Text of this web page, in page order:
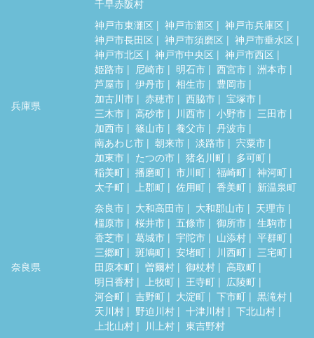
千早赤阪村
兵庫県
神戸市東灘区 神戸市灘区
神戸市兵庫区
神戸市長田区
神戸市須磨区
神戸市垂水区
神戸市北区
神戸市中央区
神戸市西区
姫路市
尼崎市 明石市 西宮市
洲本市
芦屋市
伊丹市 相生市
豊岡市
加古川市
赤穂市 西脇市
宝塚市
三木市
高砂市 川西市 小野市
三田市
加西市
篠山市 養父市
丹波市
南あわじ市
朝来市 淡路市
宍粟市
加東市
たつの市 猪名川町
多可町
稲美町
播磨町 市川町 福崎町
神河町
太子町
上郡町 佐用町 香美町 新温泉町
奈良県
奈良市 大和高田市 大和郡山市
天理市
橿原市
桜井市 五條市 御所市
生駒市
香芝市
葛城市 宇陀市 山添村
平群町
三郷町
斑鳩町 安堵町 川西町
三宅町
田原本町
曽爾村 御杖村
高取町
明日香村
上牧町 王寺町
広陵町
河合町
吉野町 大淀町 下市町
黒滝村
天川村
野迫川村 十津川村
下北山村
上北山村
川上村 東吉野村